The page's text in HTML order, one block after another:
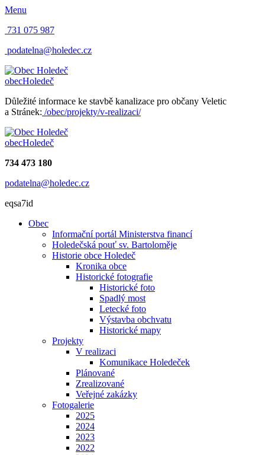
Menu
731 075 987
podatelna@holedec.cz
obecHoledeč
Důležité informace ke stavbě kanalizace pro občany Veletic
a Stránek: /obec/projekty/v-realizaci/
obecHoledeč
734 473 180
podatelna@holedec.cz
eqsa7id
Obec
Informační portál Ministerstva financí
Holedečská pouť sv. Bartoloměje
Historie obce Holedeč
Kronika obce
Historické fotografie
Historické foto
Spadlý most
Letecké foto
Výstavba obchvatu
Historické mapy
Projekty
V realizaci
Komunikace Holedeček
Plánované
Zrealizované
Veřejné zakázky
Fotogalerie
2025
2024
2023
2022